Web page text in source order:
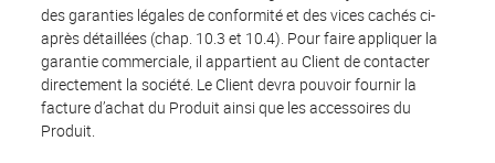
des garanties légales de conformité et des vices cachés ci-
après détaillées (chap. 10.3 et 10.4). Pour faire appliquer la
garantie commerciale, il appartient au Client de contacter
directement la société. Le Client devra pouvoir fournir la
facture d’achat du Produit ainsi que les accessoires du
Produit.